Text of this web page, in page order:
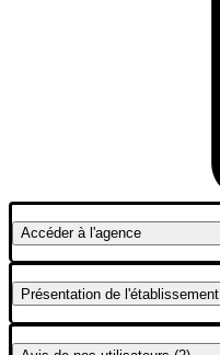
Accéderà l'agence
Présentation de l'établissement